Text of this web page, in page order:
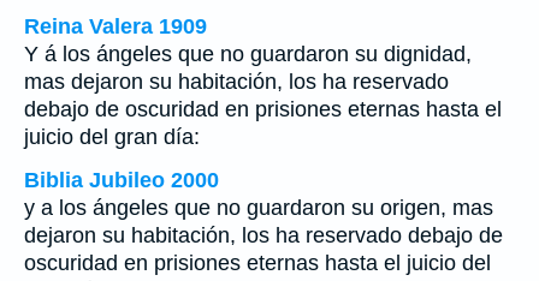
Reina Valera 1909
Y á los ángeles que no guardaron su dignidad,
mas dejaron su habitación, los ha reservado
debajo de oscuridad en prisiones eternas hasta el
juicio del gran día:
Biblia Jubileo 2000
y a los ángeles que no guardaron su origen, mas
dejaron su habitación, los ha reservado debajo de
oscuridad en prisiones eternas hasta el juicio del